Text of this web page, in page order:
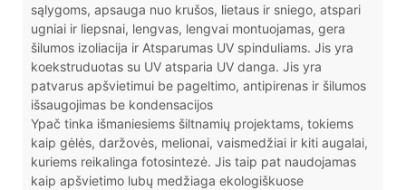
sąlygoms, apsauga nuo krušos, lietaus ir sniego, atspari
ugniai ir liepsnai, lengvas, lengvai montuojamas, gera
šilumos izoliacija ir Atsparumas UV spinduliams. Jis yra
koekstruduotas su UV atsparia UV danga. Jis yra
patvarus apšvietimui be pageltimo, antipirenas ir šilumos
išsaugojimas be kondensacijos
Ypač tinka išmaniesiems šiltnamių projektams, tokiems
kaip gėlės, daržovės, melionai, vaismedžiai ir kiti augalai,
kuriems reikalinga fotosintezė. Jis taip pat naudojamas
kaip apšvietimo lubų medžiaga ekologiškuose